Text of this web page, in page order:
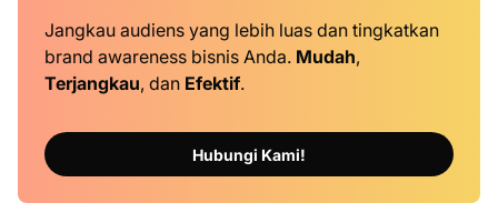
Jangkau audiens yang lebih luas dan tingkatkan
brand awareness bisnis Anda. Mudah,
Terjangkau, dan Efektif.
Hubungi Kami!